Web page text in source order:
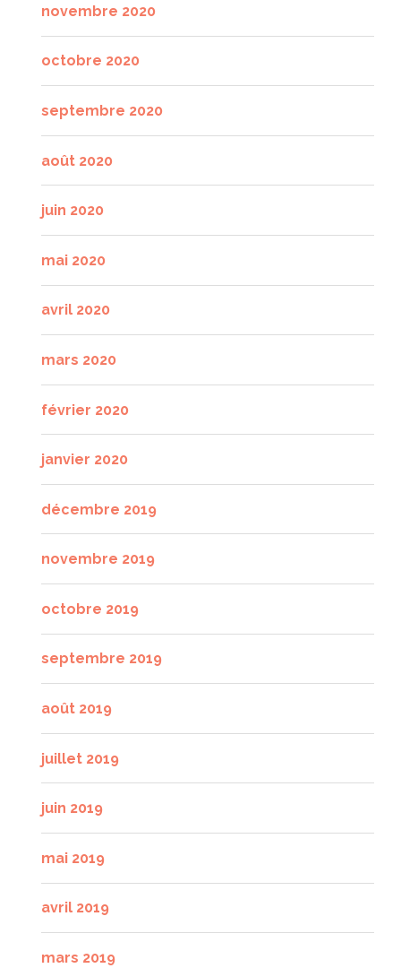
novembre 2020
octobre 2020
septembre 2020
août 2020
juin 2020
mai 2020
avril 2020
mars 2020
février 2020
janvier 2020
décembre 2019
novembre 2019
octobre 2019
septembre 2019
août 2019
juillet 2019
juin 2019
mai 2019
avril 2019
mars 2019